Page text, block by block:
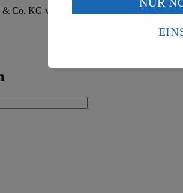
Co. KG veröffentlicht insbesondere Inhalte
ein, dass deine Daten in den
einem nach europäischen
Risiko eines Zugriffs durch